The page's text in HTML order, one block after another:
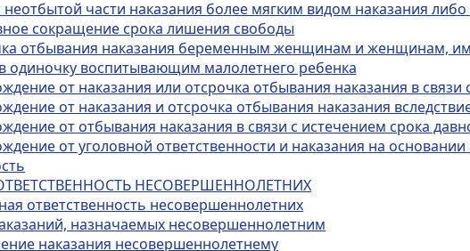
неотбытой части наказания более мягким видом наказания
сокращение срока лишения свободы
отбывания наказания беременным женщинам и женщинам,
одиночку воспитывающим малолетнего ребенка
от наказания или отсрочка отбывания наказания в связи
от наказания и отсрочка отбывания наказания
от отбывания наказания в связи с истечением срока
от уголовной ответственности и наказания на
НЕСОВЕРШЕННОЛЕТНИХ
ответственность несовершеннолетних
назначаемых несовершеннолетним
наказания несовершеннолетнему